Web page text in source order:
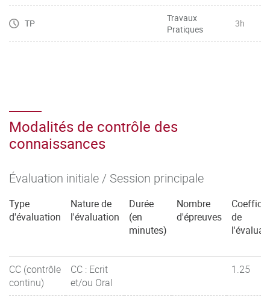
TP
Travaux
Pratiques
3h
Modalités de contrôle des
connaissances
Évaluation initiale / Session principale
Type
d'évaluation
Nature de
l'évaluation
Durée
(en
minutes)
Nombre
d'épreuves
de
CC (contrôle
continu)
CC : Ecrit
et/ou Oral
1.25